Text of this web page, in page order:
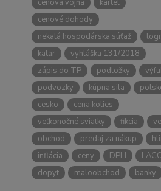
cenová vojna
kartel
cenové dohody
nekalá hospodárska súťaž
katar
vyhláška 131/2018
zápis do TP
podložky
podvozky
kúpna sila
cesko
cena kolies
veľkonočné sviatky
fikcia
obchod
predaj za nákup
inflácia
ceny DPH
dopyt
maloobchod banky